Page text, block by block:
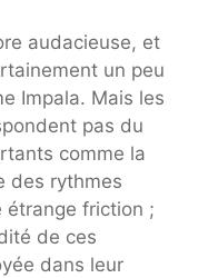
audacieuse, et
un peu
Impala. Mais les
pas du
comme la
des rythmes
étrange friction ;
de ces
dans leur